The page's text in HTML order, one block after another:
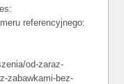
referencyjnego:
od-zaraz-
zabawkami-bez-